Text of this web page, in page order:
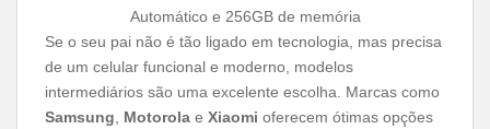
Automático e 256GB de memória
Se o seu pai não é tão ligado em tecnologia, mas precisa
de um celular funcional e moderno, modelos
intermediários são uma excelente escolha. Marcas como
Samsung
Motorola e Xiaomi oferecem ótimas opções